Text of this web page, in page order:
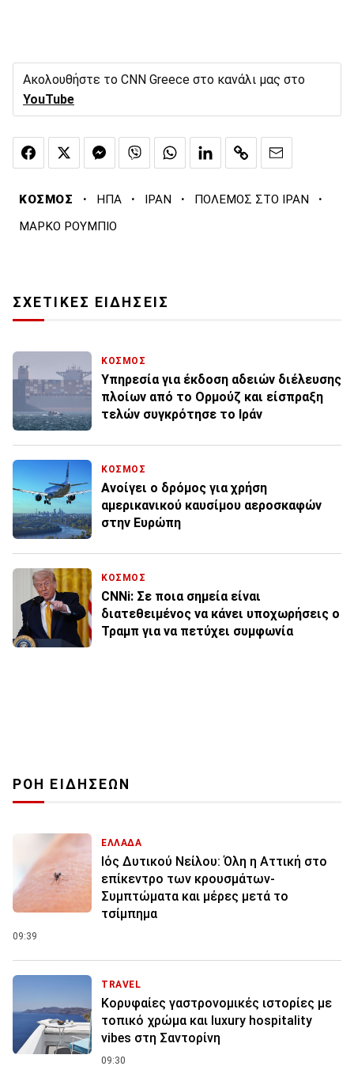
Ακολουθήστε το CNN Greece στο κανάλι μας στο
YouTube
ΚΟΣΜΟΣ · ΗΠΑ · ΙΡΑΝ · ΠΟΛΕΜΟΣ ΣΤΟ ΙΡΑΝ ·
ΜΑΡΚΟ ΡΟΥΜΠΙΟ
ΣΧΕΤΙΚΕΣ ΕΙΔΗΣΕΙΣ
ΚΟΣΜΟΣ
Υπηρεσία για έκδοση αδειών διέλευσης
πλοίων από το Ορμούζ και είσπραξη
τελών συγκρότησε το Ιράν
ΚΟΣΜΟΣ
Ανοίγει ο δρόμος για χρήση
αμερικανικού καυσίμου αεροσκαφών
στην Ευρώπη
ΚΟΣΜΟΣ
CNNi: Σε ποια σημεία είναι
διατεθειμένος να κάνει υποχωρήσεις ο
Τραμπ για να πετύχει συμφωνία
ΡΟΗ ΕΙΔΗΣΕΩΝ
ΕΛΛΑΔΑ
Ιός Δυτικού Νείλου: Όλη η Αττική στο
επίκεντρο των κρουσμάτων-
Συμπτώματα και μέρες μετά το
τσίμπημα
09:39
TRAVEL
Κορυφαίες γαστρονομικές ιστορίες με
τοπικό χρώμα και luxury hospitality
vibes στη Σαντορίνη
09:30